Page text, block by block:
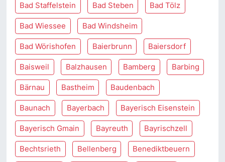
Bad Staffelstein Bad Steben Bad Tölz
Bad Wiessee Bad Windsheim
Bad Wörishofen Baierbrunn Baiersdorf
Baisweil Balzhausen Bamberg Barbing
Bärnau Bastheim Baudenbach
Baunach Bayerbach Bayerisch Eisenstein
Bayerisch Gmain Bayreuth Bayrischzell
Bechtsrieth Bellenberg Benediktbeuern